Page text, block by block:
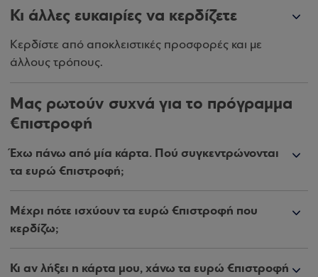
Κι άλλες ευκαιρίες να κερδίζετε
Κερδίστε από αποκλειστικές προσφορές και με
άλλους τρόπους.
Μας ρωτούν συχνά για το πρόγραμμα
€πιστροφή
Έχω πάνω από μία κάρτα. Πού συγκεντρώνονται
τα ευρώ €πιστροφή;
Μέχρι πότε ισχύουν τα ευρώ €πιστροφή που
κερδίζω;
Κι αν λήξει η κάρτα μου, χάνω τα ευρώ €πιστροφή